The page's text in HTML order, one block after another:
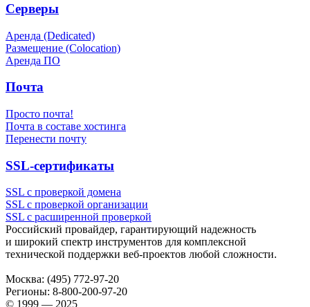
Серверы
Аренда (Dedicated)
Размещение (Colocation)
Аренда ПО
Почта
Просто почта!
Почта в составе хостинга
Перенести почту
SSL-сертификаты
SSL с проверкой домена
SSL с проверкой организации
SSL с расширенной проверкой
Российский провайдер, гарантирующий надежность
и широкий спектр инструментов для комплексной
технической поддержки веб-проектов любой сложности.
Москва: (495) 772-97-20
Регионы: 8-800-200-97-20
© 1999 — 2025